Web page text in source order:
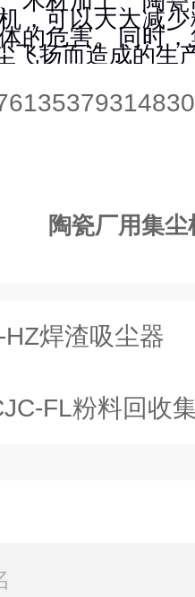
，可以大大减
的危害。同时
飞扬而造成的生
陶瓷厂用集尘
HZ焊渣吸尘器
FL粉料回收